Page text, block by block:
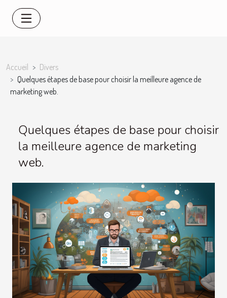
Accueil
Divers
Quelques étapes de base pour choisir la meilleure agence de
marketing web.
Quelques étapes de base pour choisir
la meilleure agence de marketing
web.